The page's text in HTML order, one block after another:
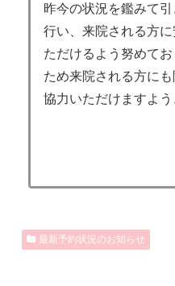
昨今の状況を鑑みて
行い、来院される方
ただけるよう努めて
ため来院される方に
協力いただけますよう
最新予約状況のお知らせ